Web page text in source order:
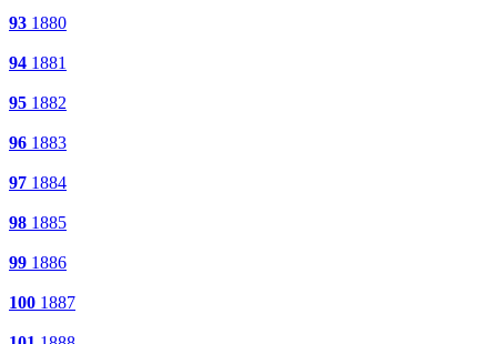
93 1880
94 1881
95 1882
96 1883
97 1884
98 1885
99 1886
100 1887